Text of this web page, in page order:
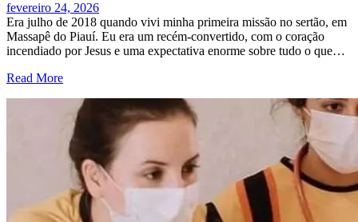
fevereiro 24, 2026
Era julho de 2018 quando vivi minha primeira missão no sertão, em
Massapê do Piauí. Eu era um recém-convertido, com o coração
incendiado por Jesus e uma expectativa enorme sobre tudo o que…
Read More